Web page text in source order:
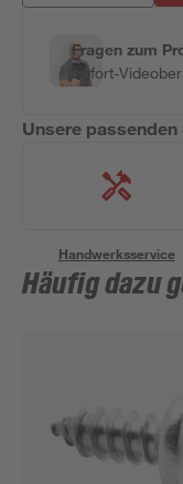
Fragen zum
Sofort-
Unsere passenden
Handwerksservice
Häufig dazu